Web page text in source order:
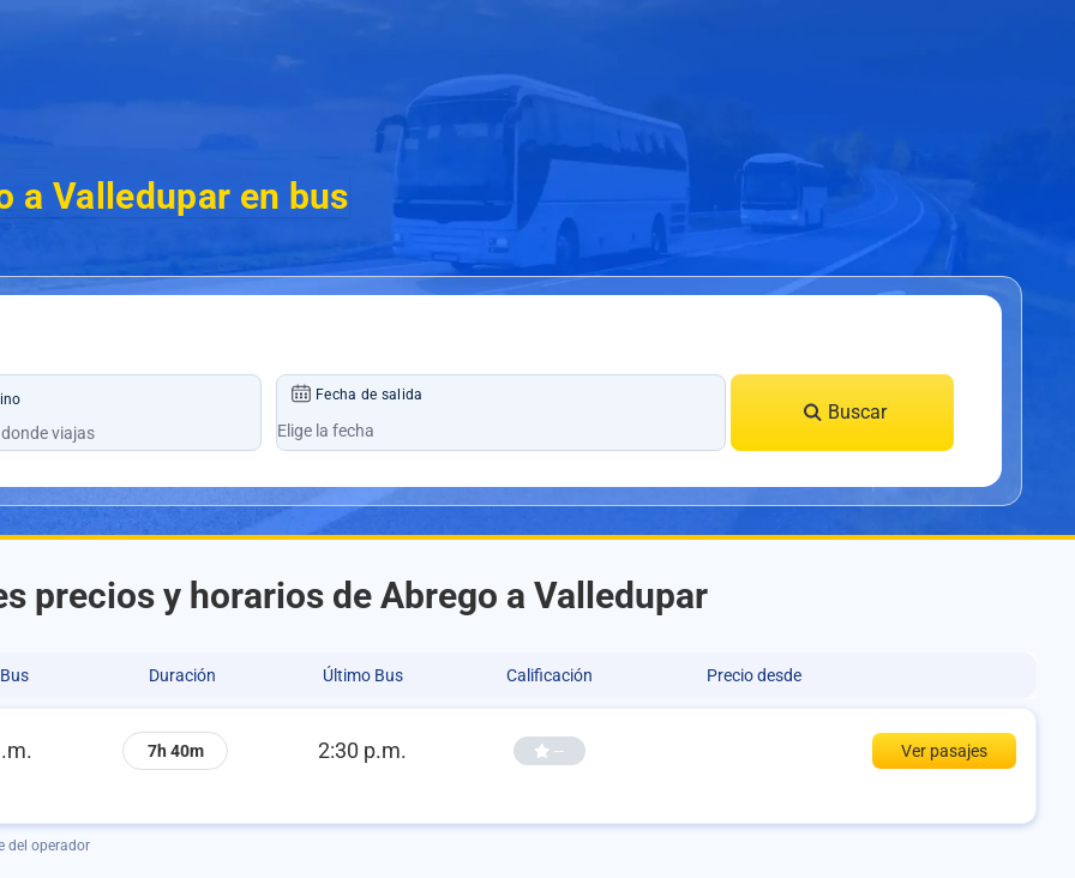
a Valledupar en bus
Fecha de salida
Buscar
precios y horarios de Abrego a Valledupar
Duración Último Bus Calificación Precio desde
7h 40m 2:30 p.m. -- Ver pasajes
del operador